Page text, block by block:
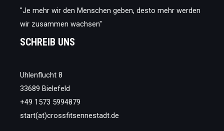
"Je mehr wir den Menschen geben, desto mehr werden
wir zusammen wachsen"
SCHREIB UNS
Uhlenflucht 8
33689 Bielefeld
+49 1573 5994879
start(at)crossfitsennestadt.de